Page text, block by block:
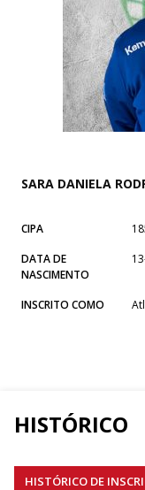
SARA DANIELA
CIPA
DATA DE
NASCIMENTO
INSCRITO COMO
HISTÓRICO
HISTÓRICO DE